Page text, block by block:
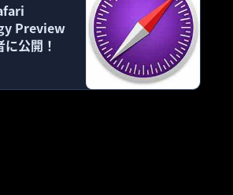
Preview
公開！